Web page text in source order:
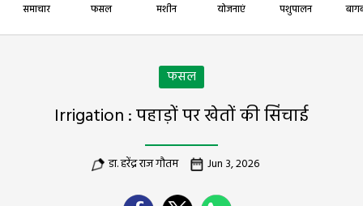
समाचार फसल मशीन योजनाएं पशुपालन
फसल
Irrigation : पहाड़ों पर खेतों की सिंचाई
डा. हरेंद्र राज गौतम Jun 3, 2026